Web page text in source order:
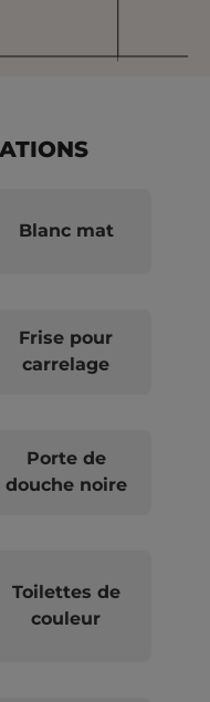
Blanc mat
Frise pour
carrelage
Porte de
douche noire
Toilettes de
couleur